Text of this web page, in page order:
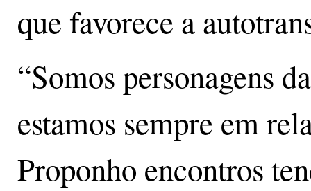
que favorece a
“Somos personagens
estamos sempre em
Proponho encontros